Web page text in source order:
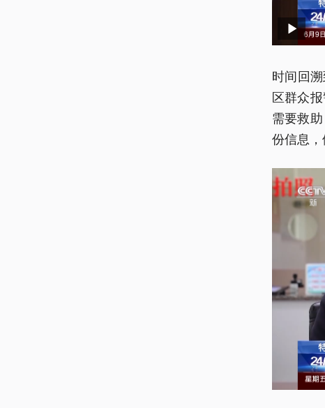
时间回
区群众
需要救
份信息，